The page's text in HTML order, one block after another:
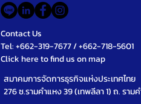
Contact Us
Tel: +662-319-7677 / +662-718-5601
Click here to find us on map
สมาคมการจัดการธุรกิจแห่งประเทศไทย
276 ซ.รามคำแหง 39 (เทพลีลา 1) ถ. รา